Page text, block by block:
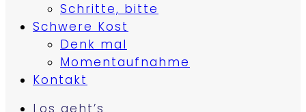
Schritte, bitte
Schwere Kost
Denk mal
Momentaufnahme
Kontakt
Los geht’s